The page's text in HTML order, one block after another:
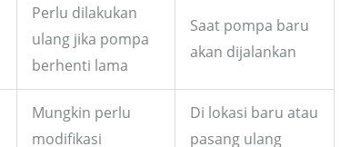
Perlu dilakukan
ulang jika pompa
berhenti lama
Saat pompa baru
akan dijalankan
Mungkin perlu
modifikasi
Di lokasi baru atau
pasang ulang